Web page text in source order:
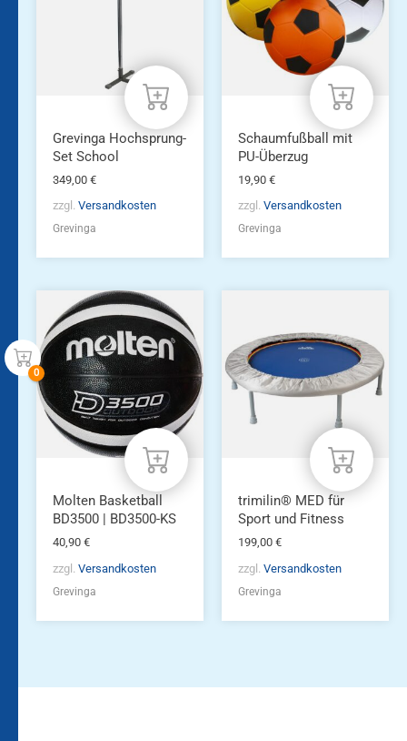
Grevinga Hochsprung-
Set School
349,00 €
zzgl. Versandkosten
Grevinga
Schaumfußball mit
PU-Überzug
19,90 €
zzgl. Versandkosten
Grevinga
Molten Basketball
BD3500 | BD3500-KS
40,90 €
zzgl. Versandkosten
Grevinga
trimilin® MED für
Sport und Fitness
199,00 €
zzgl. Versandkosten
Grevinga